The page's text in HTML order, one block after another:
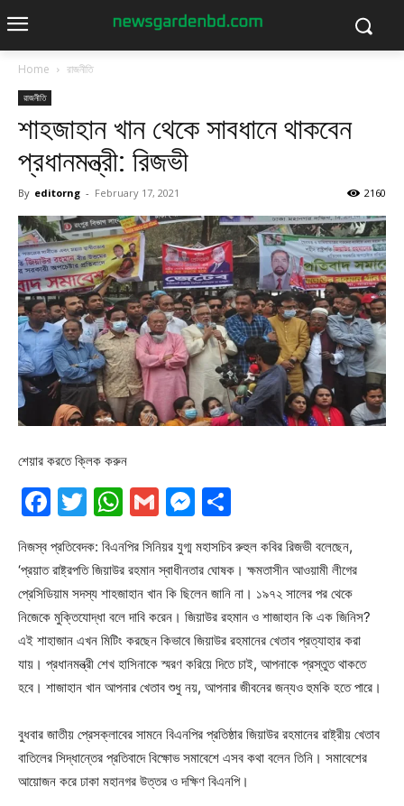
Home রাজনীতি
রাজনীতি
শাহজাহান খান থেকে সাবধানে থাকবেন
প্রধানমন্ত্রী: রিজভী
By editorng - February 17, 2021 2160
শেয়ার করতে ক্লিক করুন
Facebook
Twitter
WhatsApp
GmailMessenger
নিজস্ব প্রতিবেদক: বিএনপির সিনিয়র যুগ্ম মহাসচিব রুহুল কবির রিজভী বলেছেন,
‘প্রয়াত রাষ্ট্রপতি জিয়াউর রহমান স্বাধীনতার ঘোষক। ক্ষমতাসীন আওয়ামী লীগের
প্রেসিডিয়াম সদস্য শাহজাহান খান কি ছিলেন জানি না। ১৯৭২ সালের পর থেকে
নিজেকে মুক্তিযোদ্ধা বলে দাবি করেন। জিয়াউর রহমান ও শাজাহান কি এক জিনিস?
এই শাহাজান এখন মিটিং করছেন কিভাবে জিয়াউর রহমানের খেতাব প্রত্যাহার করা
যায়। প্রধানমন্ত্রী শেখ হাসিনাকে স্মরণ করিয়ে দিতে চাই, আপনাকে প্রস্তুত থাকতে
হবে। শাজাহান খান আপনার খেতাব শুধু নয়, আপনার জীবনের জন্যও হুমকি হতে পারে।
বুধবার জাতীয় প্রেসক্লাবের সামনে বিএনপির প্রতিষ্ঠার জিয়াউর রহমানের রাষ্ট্রীয় খেতাব
বাতিলের সিদ্ধান্তের প্রতিবাদে বিক্ষোভ সমাবেশে এসব কথা বলেন তিনি। সমাবেশের
আয়োজন করে ঢাকা মহানগর উত্তর ও দক্ষিণ বিএনপি।